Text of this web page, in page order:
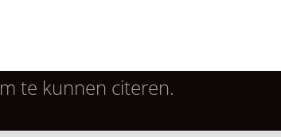
te kunnen citeren.